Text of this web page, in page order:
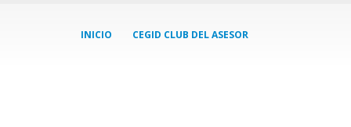
INICIO CEGID CLUB DEL ASESOR